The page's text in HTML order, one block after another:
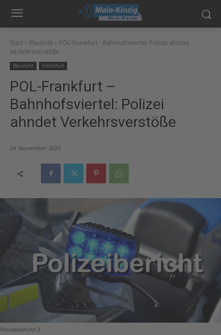
Start Blaulicht
POL-Frankfurt - Bahnhofsviertel: Polizei ahndet
Verkehrsverstöße
Blaulicht Frankfurt
POL-Frankfurt –
Bahnhofsviertel: Polizei
ahndet Verkehrsverstöße
24. November 2023
Polizeibericht 2